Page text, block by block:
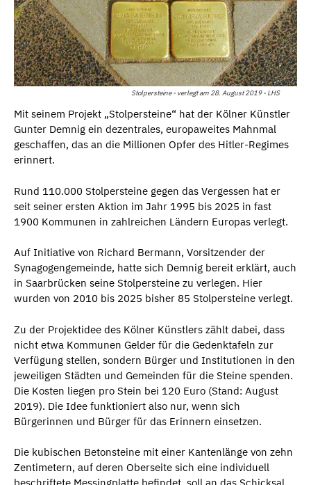
Stolpersteine - verlegt am 28. August 2019 - LHS
Mit seinem Projekt „Stolpersteine“ hat der Kölner Künstler
Gunter Demnig ein dezentrales, europaweites Mahnmal
geschaffen, das an die Millionen Opfer des Hitler-Regimes
erinnert.
Rund 110.000 Stolpersteine gegen das Vergessen hat er
seit seiner ersten Aktion im Jahr 1995 bis 2025 in fast
1900 Kommunen in zahlreichen Ländern Europas verlegt.
Auf Initiative von Richard Bermann, Vorsitzender der
Synagogengemeinde, hatte sich Demnig bereit erklärt, auch
in Saarbrücken seine Stolpersteine zu verlegen. Hier
wurden von 2010 bis 2025 bisher 85 Stolpersteine verlegt.
Zu der Projektidee des Kölner Künstlers zählt dabei, dass
nicht etwa Kommunen Gelder für die Gedenktafeln zur
Verfügung stellen, sondern Bürger und Institutionen in den
jeweiligen Städten und Gemeinden für die Steine spenden.
Die Kosten liegen pro Stein bei 120 Euro (Stand: August
2019). Die Idee funktioniert also nur, wenn sich
Bürgerinnen und Bürger für das Erinnern einsetzen.
Die kubischen Betonsteine mit einer Kantenlänge von zehn
Zentimetern, auf deren Oberseite sich eine individuell